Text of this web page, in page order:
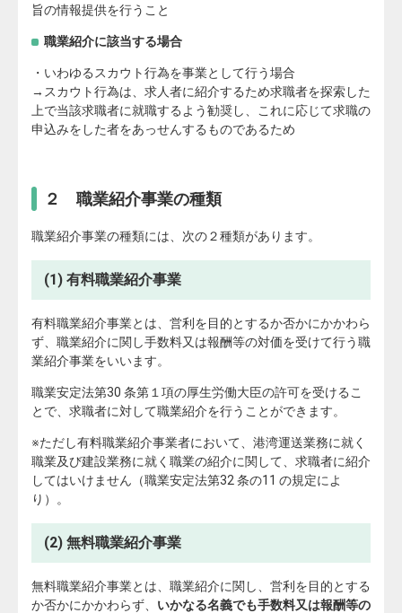
旨の情報提供を行うこと
職業紹介に該当する場合
・いわゆるスカウト行為を事業として行う場合
→スカウト行為は、求人者に紹介するため求職者を探索した
上で当該求職者に就職するよう勧奨し、これに応じて求職の
申込みをした者をあっせんするものであるため
２ 職業紹介事業の種類
職業紹介事業の種類には、次の２種類があります。
(1) 有料職業紹介事業
有料職業紹介事業とは、営利を目的とするか否かにかかわら
ず、職業紹介に関し手数料又は報酬等の対価を受けて行う職
業紹介事業をいいます。
職業安定法第30 条第１項の厚生労働大臣の許可を受けるこ
とで、求職者に対して職業紹介を行うことができます。
※ただし有料職業紹介事業者において、港湾運送業務に就く
職業及び建設業務に就く職業の紹介に関して、求職者に紹介
してはいけません（職業安定法第32 条の11 の規定によ
り）。
(2) 無料職業紹介事業
無料職業紹介事業とは、職業紹介に関し、営利を目的とする
か否かにかかわらず、 いかなる名義でも手数料又は報酬等の